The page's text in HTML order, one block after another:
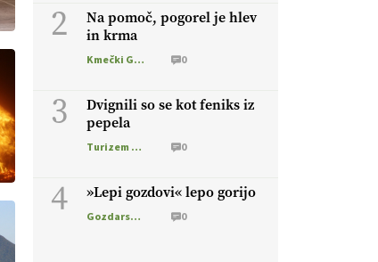
2
Na pomoč, pogorel je hlev
in krma
Kmečki Glas 0
3
Dvignili so se kot feniks iz
pepela
Turizem na podezelju 0
4 »Lepi gozdovi« lepo gorijo
Gozdarstvo 0